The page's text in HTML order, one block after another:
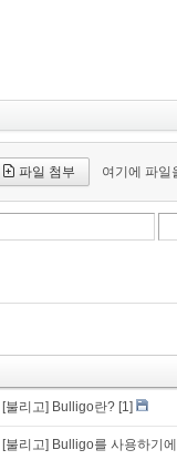
파일 첨부 여기에 파일
[불리고] Bulligo란? [1]
[불리고] Bulligo를 사용하기